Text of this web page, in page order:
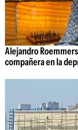
Alejandro
compañera en la